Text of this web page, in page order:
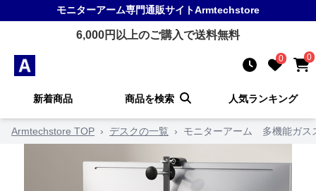
モニターアーム専門通販サイトArmtechstore
6,000円以上のご購入で送料無料
0 0
新着商品 商品を検索 人気ランキング
Armtechstore TOP › デスクの一覧 › モニターアーム 多機能ガス